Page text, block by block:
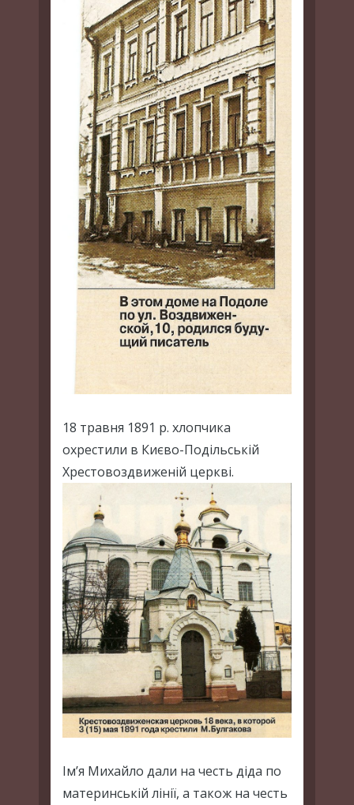
18 травня 1891 р. хлопчика
охрестили в Києво-Подільській
Хрестовоздвиженій церкві.
Ім’я Михайло дали на честь діда по
материнській лінії, а також на честь